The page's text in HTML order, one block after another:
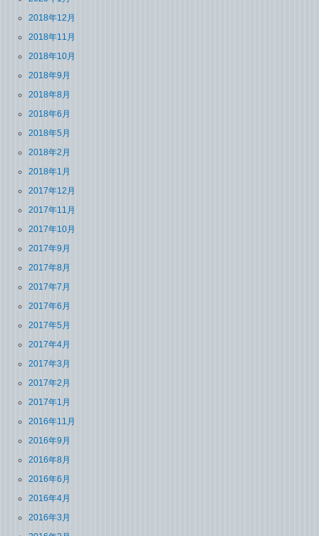
2018年12月
2018年11月
2018年10月
2018年9月
2018年8月
2018年6月
2018年5月
2018年2月
2018年1月
2017年12月
2017年11月
2017年10月
2017年9月
2017年8月
2017年7月
2017年6月
2017年5月
2017年4月
2017年3月
2017年2月
2017年1月
2016年11月
2016年9月
2016年8月
2016年6月
2016年4月
2016年3月